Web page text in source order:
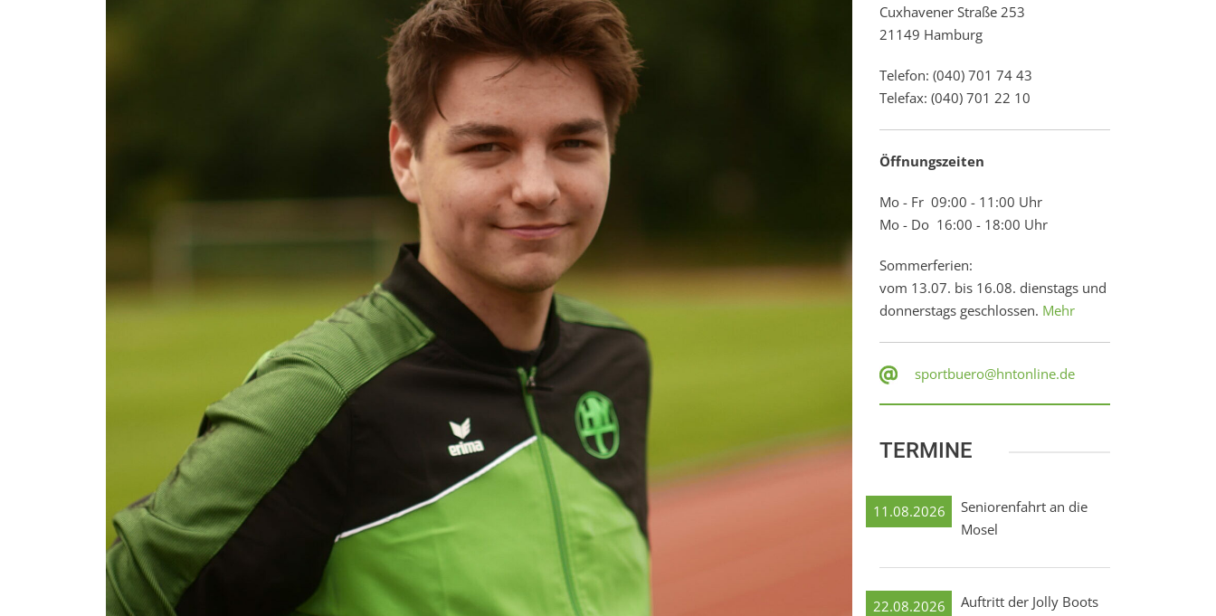
Cuxhavener Straße 253
21149 Hamburg
Telefon: (040) 701 74 43
Telefax: (040) 701 22 10
Öffnungszeiten
Mo - Fr 09:00 - 11:00 Uhr
Mo - Do 16:00 - 18:00 Uhr
Sommerferien:
vom 13.07. bis 16.08. dienstags und
donnerstags geschlossen. Mehr
sportbuero@hntonline.de
TERMINE
11.08.2026
Seniorenfahrt an die
Mosel
22.08.2026
Auftritt der Jolly Boots